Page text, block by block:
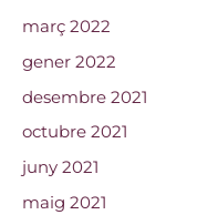
març 2022
gener 2022
desembre 2021
octubre 2021
juny 2021
maig 2021